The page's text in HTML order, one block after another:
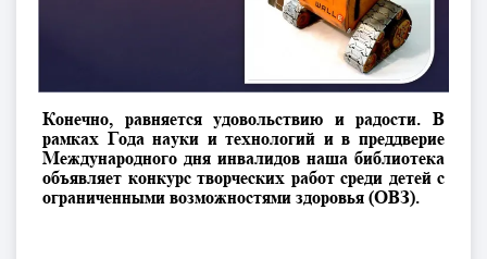
Конечно, равняется удовольствию и радости. В
рамках Года науки и технологий и в преддверие
Международного дня инвалидов наша библиотека
объявляет конкурс творческих работ среди детей с
ограниченными возможностями здоровья (ОВЗ).